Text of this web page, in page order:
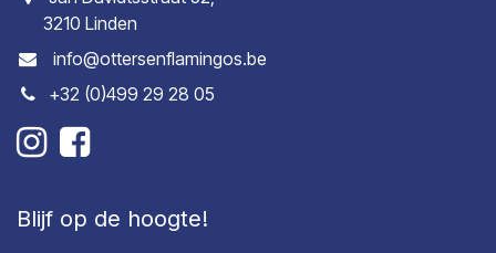
3210 Linden
info@ottersenflamingos.be
+32 (0)499 29 28 05
Blijf op de hoogte!